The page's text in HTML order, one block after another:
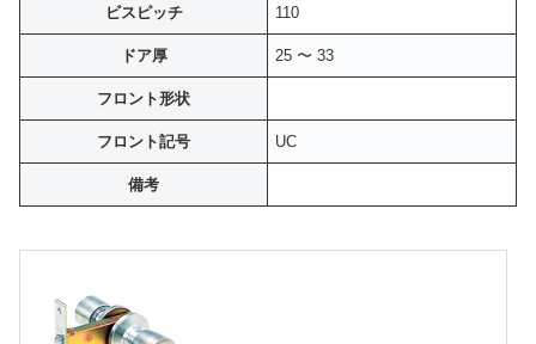
ビスピッチ 110
ドア厚 25 〜 33
フロント形状
フロント記号 UC
備考